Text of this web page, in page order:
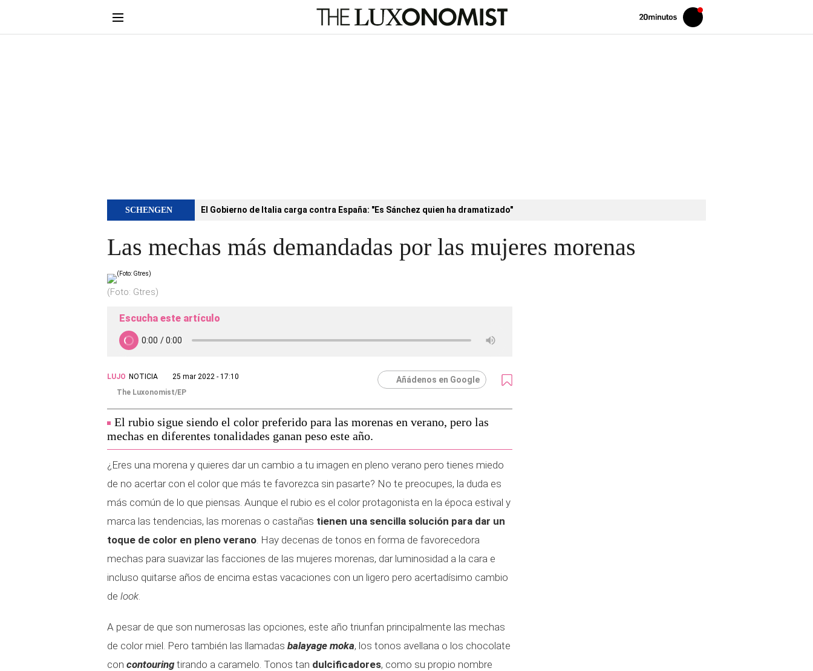
Volver
Iniciar
sesión
SCHENGEN El Gobierno de Italia carga contra España: "Es Sánchez quien ha dramatizado"
Las mechas más demandadas por las mujeres morenas
(Foto: Gtres)
Escucha este artículo
LUJO NOTICIA
25 mar 2022 - 17:10
The Luxonomist/EP
Añádenos en Google
El rubio sigue siendo el color preferido para las morenas en verano, pero las
mechas en diferentes tonalidades ganan peso este año.
¿Eres una morena y quieres dar un cambio a tu imagen en pleno verano pero tienes miedo
de no acertar con el color que más te favorezca sin pasarte? No te preocupes, la duda es
más común de lo que piensas. Aunque el rubio es el color protagonista en la época estival y
marca las tendencias, las morenas o castañas tienen una sencilla solución para dar un
toque de color en pleno verano. Hay decenas de tonos en forma de favorecedora
mechas para suavizar las facciones de las mujeres morenas, dar luminosidad a la cara e
incluso quitarse años de encima estas vacaciones con un ligero pero acertadísimo cambio
de look.
A pesar de que son numerosas las opciones, este año triunfan principalmente las mechas
de color miel. Pero también las llamadas balayage moka, los tonos avellana o los chocolate
con contouringtirando a caramelo. Tonos tan dulcificadores, como su propio nombre